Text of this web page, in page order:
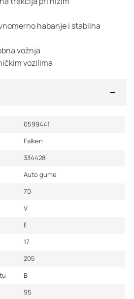
habanje i stabilna
vožnja
vozilima
0599441
Falken
334428
Auto gume
70
V
E
17
205
B
95